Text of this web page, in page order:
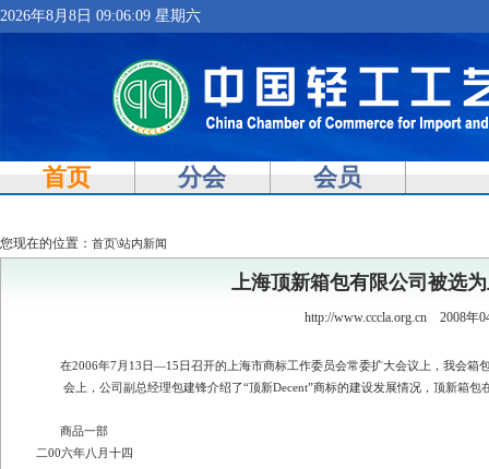
2026年8月8日 09:06:10 星期六
首页 分会 会员
您现在的位置： 首页\站内新闻
上海顶新箱包有限公司被选
http://www.cccla.org.cn 2008年
在2006年7月13日—15日召开的上海市商标工作委员会常委扩大会议上，我会箱
会上，公司副总经理包建锋介绍了“顶新Decent”商标的建设发展情况，顶新箱包
商品一部
二00六年八月十四